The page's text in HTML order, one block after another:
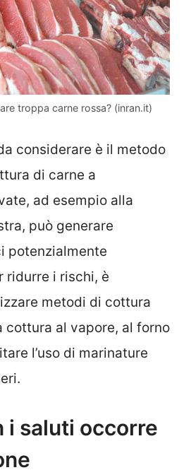
troppa carne rossa? (inran.it)
considerare è il metodo
di carne a
ad esempio alla
può generare
potenzialmente
ridurre i rischi, è
metodi di cottura
cottura al vapore, al forno
l’uso di marinature
i saluti occorre